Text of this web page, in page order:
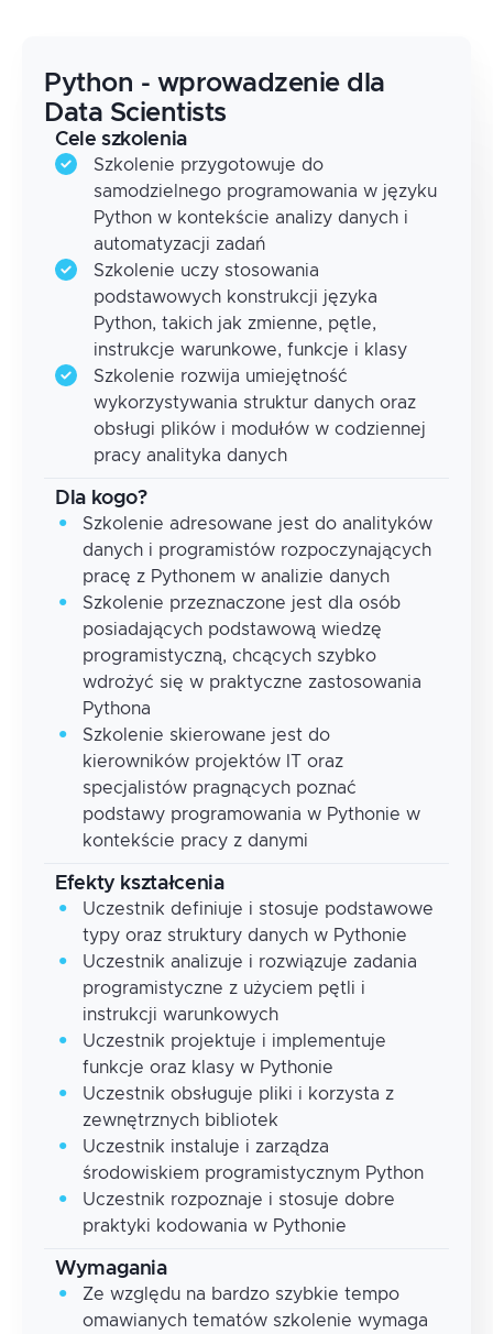
Python - wprowadzenie dla
Data Scientists
Cele szkolenia
Szkolenie przygotowuje do
samodzielnego programowania w języku
Python w kontekście analizy danych i
automatyzacji zadań
Szkolenie uczy stosowania
podstawowych konstrukcji języka
Python, takich jak zmienne, pętle,
instrukcje warunkowe, funkcje i klasy
Szkolenie rozwija umiejętność
wykorzystywania struktur danych oraz
obsługi plików i modułów w codziennej
pracy analityka danych
Dla kogo?
Szkolenie adresowane jest do analityków
danych i programistów rozpoczynających
pracę z Pythonem w analizie danych
Szkolenie przeznaczone jest dla osób
posiadających podstawową wiedzę
programistyczną, chcących szybko
wdrożyć się w praktyczne zastosowania
Pythona
Szkolenie skierowane jest do
kierowników projektów IT oraz
specjalistów pragnących poznać
podstawy programowania w Pythonie w
kontekście pracy z danymi
Efekty kształcenia
Uczestnik definiuje i stosuje podstawowe
typy oraz struktury danych w Pythonie
Uczestnik analizuje i rozwiązuje zadania
programistyczne z użyciem pętli i
instrukcji warunkowych
Uczestnik projektuje i implementuje
funkcje oraz klasy w Pythonie
Uczestnik obsługuje pliki i korzysta z
zewnętrznych bibliotek
Uczestnik instaluje i zarządza
środowiskiem programistycznym Python
Uczestnik rozpoznaje i stosuje dobre
praktyki kodowania w Pythonie
Wymagania
Ze względu na bardzo szybkie tempo
omawianych tematów szkolenie wymaga